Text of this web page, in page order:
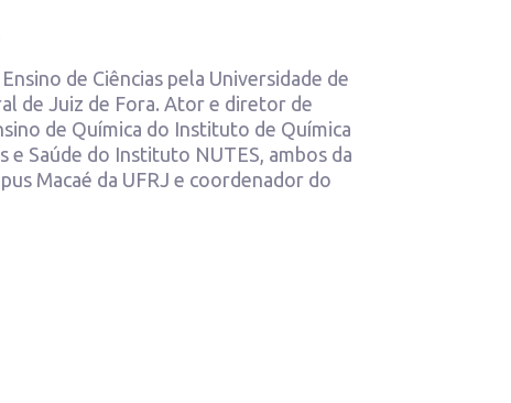
de Ciências pela Universidade de
de Juiz de Fora. Ator e diretor de
de Química do Instituto de Química
e Saúde do Instituto NUTES, ambos da
Macaé da UFRJ e coordenador do